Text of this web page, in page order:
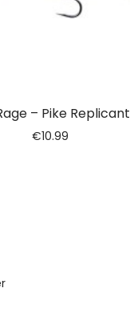
– Pike Replicant
€10.99